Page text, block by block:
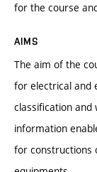
for the course
AIMS
The aim of the
for electrical and
classification
information
for constructions